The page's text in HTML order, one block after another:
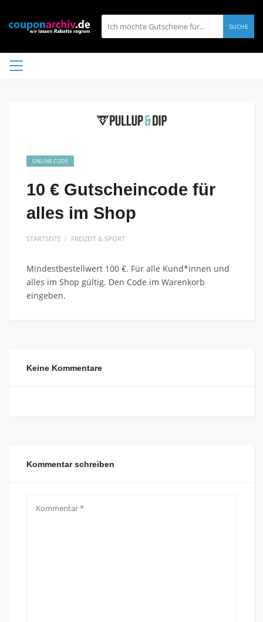
SUCHE
ONLINE CODE
10 € Gutscheincode für
alles im Shop
STARTSEITE FREIZEIT & SPORT
Mindestbestellwert 100 €. Für alle Kund*innen und
alles im Shop gültig. Den Code im Warenkorb
eingeben.
Keine Kommentare
Kommentar schreiben